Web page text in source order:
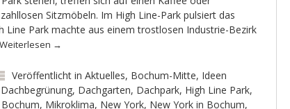
Sitzmöbeln. Im High Line-Park pulsiert das
Line Park machte aus einem trostlosen Industrie-Bezirk
Weiterlesen →
Veröffentlicht in Aktuelles, Bochum-Mitte, Ideen
Dachbegrünung, Dachgarten, Dachpark, High Line Park,
, Mikroklima, New York, New York in Bochum,